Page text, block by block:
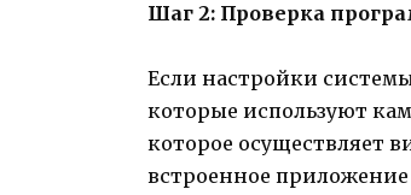
Шаг 2: Проверка
Если настройки
которые используют
которое осуществляет
встроенное